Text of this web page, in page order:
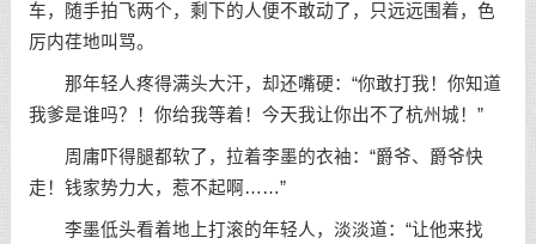
车，随手拍飞两个，剩下的人便不敢动了，只远远围着，色
厉内荏地叫骂。
那年轻人疼得满头大汗，却还嘴硬：“你敢打我！你知道
我爹是谁吗？！你给我等着！今天我让你出不了杭州城！”
周庸吓得腿都软了，拉着李墨的衣袖：“爵爷、爵爷快
走！钱家势力大，惹不起啊……”
李墨低头看着地上打滚的年轻人，淡淡道：“让他来找